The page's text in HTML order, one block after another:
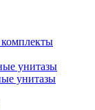
унитазы
унитазы